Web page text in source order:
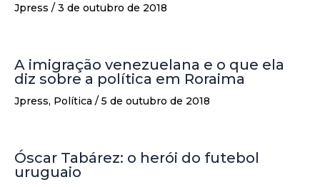
Jpress / 3 de outubro de 2018
A imigração venezuelana e o que ela
diz sobre a política em Roraima
Jpress, Política / 5 de outubro de 2018
Óscar Tabárez: o herói do futebol
uruguaio